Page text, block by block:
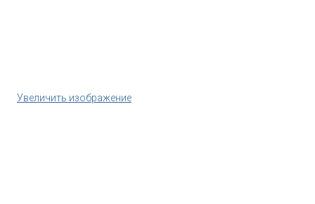
Увеличить изображение